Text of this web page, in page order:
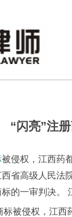
“闪亮”注
被侵权，江西药
省高级人民法
的一审判决。
标被侵权，江